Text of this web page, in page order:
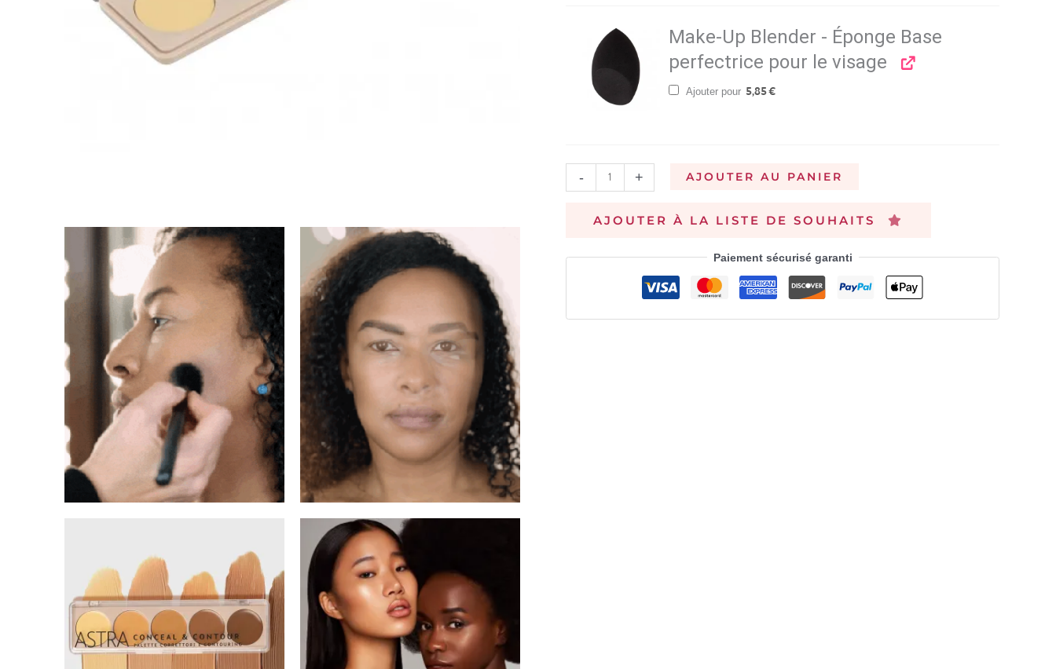
Make-Up Blender - Éponge Base
perfectrice pour le visage
Ajouter pour 5,85€
- + AJOUTER AU PANIER
AJOUTER À LA LISTE DE SOUHAITS
Paiement sécurisé garanti